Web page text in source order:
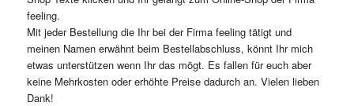
feeling.
Mit jeder Bestellung die Ihr bei der Firma feeling tätigt und
meinen Namen erwähnt beim Bestellabschluss, könnt Ihr mich
etwas unterstützen wenn Ihr das mögt. Es fallen für euch aber
keine Mehrkosten oder erhöhte Preise dadurch an. Vielen lieben
Dank!